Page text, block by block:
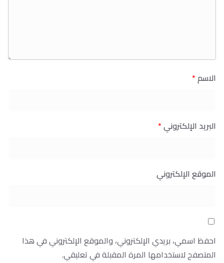
الاسم*
البريد الإلكتروني*
الموقع الإلكتروني
احفظ اسمي، بريدي الإلكتروني، والموقع الإلكتروني في هذا
المتصفح لاستخدامها المرة المقبلة في تعليقي.